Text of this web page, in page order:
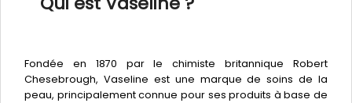
Fondée en 1870 par le chimiste britannique Robert
Chesebrough, Vaseline est une marque de soins de la
peau, principalement connue pour ses produits à base de